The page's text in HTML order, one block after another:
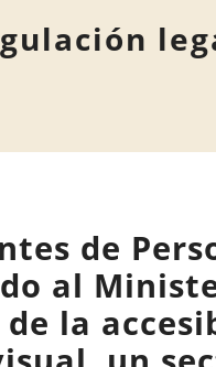
de
al
la